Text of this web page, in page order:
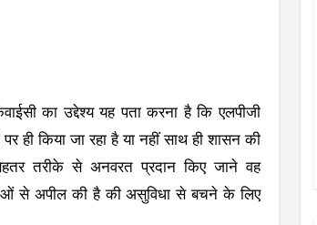
का उद्देश्य यह पता करना है कि एलपीजी
ही किया जा रहा है या नहीं साथ ही शासन की
तरीके से अनवरत प्रदान किए जाने वह
से अपील की है की असुविधा से बचने के लिए